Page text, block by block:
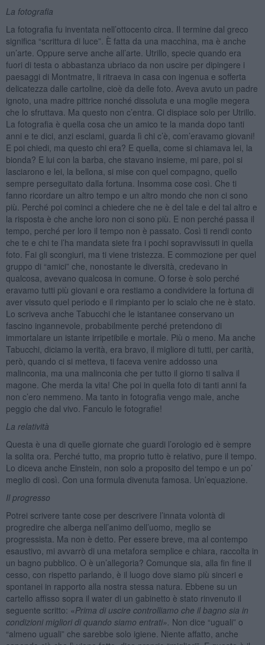
La fotografia
La fotografia fu inventata nell’ottocento circa. Il termine dal greco
significa “scrittura di luce”. È fatta da una macchina, ma è anche
un’arte. Oppure serve anche all’arte. Utrillo, specie quando era
fuori di testa o abbastanza ubriaco da non uscire per dipingere i
paesaggi di Montmatre, li ritraeva in casa con ingenua e sofferta
delicatezza dalle cartoline, cioè da delle foto. Aveva avuto un padre
ignoto, una madre pittrice nonché dissoluta e una moglie megera
che lo sfruttava. Ma questo non c’entra. Ci dispiace solo per Utrillo.
La fotografia è quella cosa che un amico te la manda dopo tanti
anni e te dici, anzi esclami, guarda lì chi c’è, com’eravamo giovani!
E poi chiedi, ma questo chi era? E quella, come si chiamava lei, la
bionda? E lui con la barba, che stavano insieme, mi pare, poi si
lasciarono e lei, la bellona, si mise con quel compagno, quello
sempre perseguitato dalla fortuna. Insomma cose così. Che ti
fanno ricordare un altro tempo e un altro mondo che non ci sono
più. Perché poi cominci a chiedere che ne è del tale e del tal altro e
la risposta è che anche loro non ci sono più. E non perché passa il
tempo, perché per loro il tempo non è passato. Così ti rendi conto
che te e chi te l’ha mandata siete fra i pochi sopravvissuti in quella
foto. Fai gli scongiuri, ma ti viene tristezza. E commozione per quel
gruppo di “amici” che, nonostante le diversità, credevano in
qualcosa, avevano qualcosa in comune. O forse è solo perché
eravamo tutti più giovani e ora restiamo a condividere la fortuna di
aver vissuto quel periodo e il rimpianto per lo scialo che ne è stato.
Lo scriveva anche Tabucchi che le istantanee conservano un
fascino ingannevole, probabilmente perché pretendono di
immortalare un istante irripetibile e mortale. Più o meno. Ma anche
Tabucchi, diciamo la verità, era bravo, il migliore di tutti, per carità,
però, quando ci si metteva, ti faceva venire addosso una
malinconia, ma una malinconia che per tutto il giorno ti saliva il
magone. Che merda la vita! Che poi in quella foto di tanti anni fa
non c’ero nemmeno. Ma tanto in fotografia vengo male, anche
peggio che dal vivo. Fanculo le fotografie!
La relatività
Questa è una di quelle giornate che guardi l’orologio ed è sempre
la solita ora. Perché tutto, ma proprio tutto è relativo, pure il tempo.
Lo diceva anche Einstein, non solo a proposito del tempo e un po’
meglio di così. Con una formula divenuta famosa. Un’equazione.
Il progresso
Potrei scrivere tante cose per descrivere l’innata volontà di
progredire che alberga nell’animo dell’uomo, meglio se
progressista. Ma non è detto. Per essere breve, ma al contempo
esaustivo, mi avvarrò di una metafora semplice e chiara, raccolta in
un bagno pubblico. O è un’allegoria? Comunque sia, alla fin fine il
cesso, con rispetto parlando, è il luogo dove siamo più sinceri e
spontanei in rapporto alla nostra stessa natura. Ebbene su un
cartello affisso sopra il water di un gabinetto è stato rinvenuto il
seguente scritto: «Prima di uscire controlliamo che il bagno sia in
condizioni migliori di quando siamo entrati». Non dice “uguali” o
“almeno uguali” che sarebbe solo igiene. Niente affatto, anche